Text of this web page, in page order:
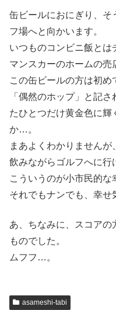
缶ビールにおにぎり、そ
フ場へと向かいます。
いつものコンビニ飯とは
マンスカーのホームの売
この缶ビールの方は初め
「偶然のホップ」と記
たひとつだけ黄金色に輝
か…。
まあよくわかりません
飲みながらゴルフへに行
こういうのが小市民的な
それでもナンでも、幸せ
あ、ちなみに、スコアの
ものでした。
ムフフ…。
asameshi-tabi